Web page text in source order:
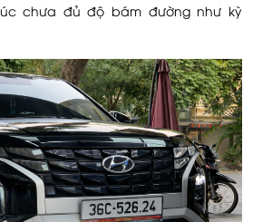
chưa đủ độ bám đường như kỳ